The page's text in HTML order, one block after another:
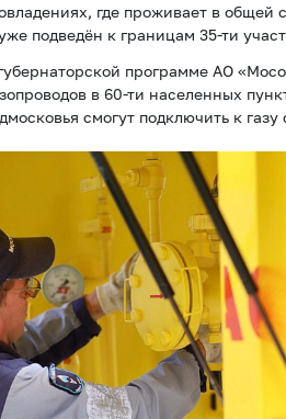
где проживает в общей
подведён к границам 35-ти
программе АО
в 60-ти населенных
смогут подключить к газу